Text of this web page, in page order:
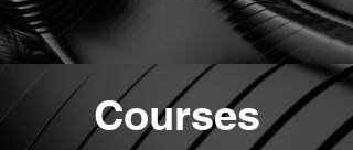
Courses